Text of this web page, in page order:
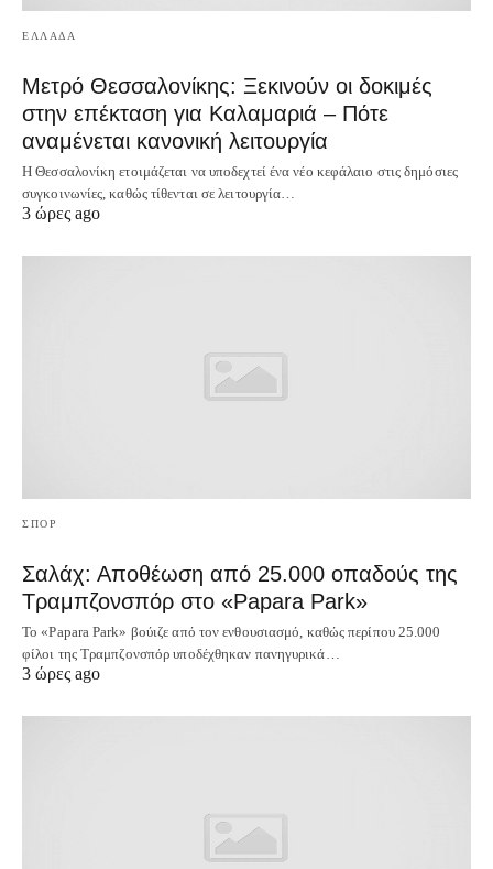
ΕΛΛΑΔΑ
Μετρό Θεσσαλονίκης: Ξεκινούν οι δοκιμές
στην επέκταση για Καλαμαριά – Πότε
αναμένεται κανονική λειτουργία
Η Θεσσαλονίκη ετοιμάζεται να υποδεχτεί ένα νέο κεφάλαιο στις δημόσιες
συγκοινωνίες, καθώς τίθενται σε λειτουργία…
3 ώρες ago
ΣΠΟΡ
Σαλάχ: Αποθέωση από 25.000 οπαδούς της
Τραμπζονσπόρ στο «Papara Park»
Το «Papara Park» βούιζε από τον ενθουσιασμό, καθώς περίπου 25.000
φίλοι της Τραμπζονσπόρ υποδέχθηκαν πανηγυρικά…
3 ώρες ago